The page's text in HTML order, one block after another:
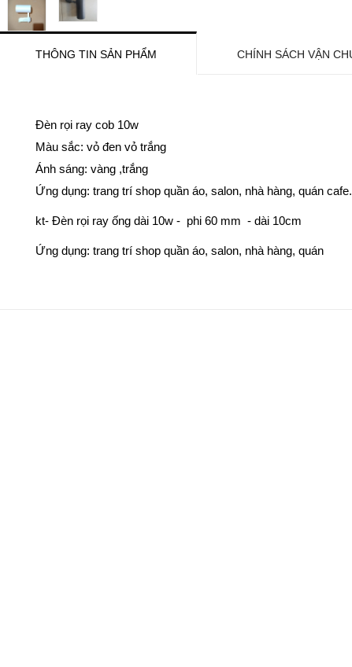
THÔNG TIN SẢN PHẨM CHÍNH SÁCH VẬN
Đèn rọi ray cob 10w
Màu sắc: vỏ đen vỏ trắng
Ánh sáng: vàng ,trắng
Ứng dụng: trang trí shop quần áo, salon, nhà hàng, quán
kt- Đèn rọi ray ống dài 10w - phi 60 mm - dài 10cm
Ứng dụng: trang trí shop quần áo, salon, nhà hàng, quán